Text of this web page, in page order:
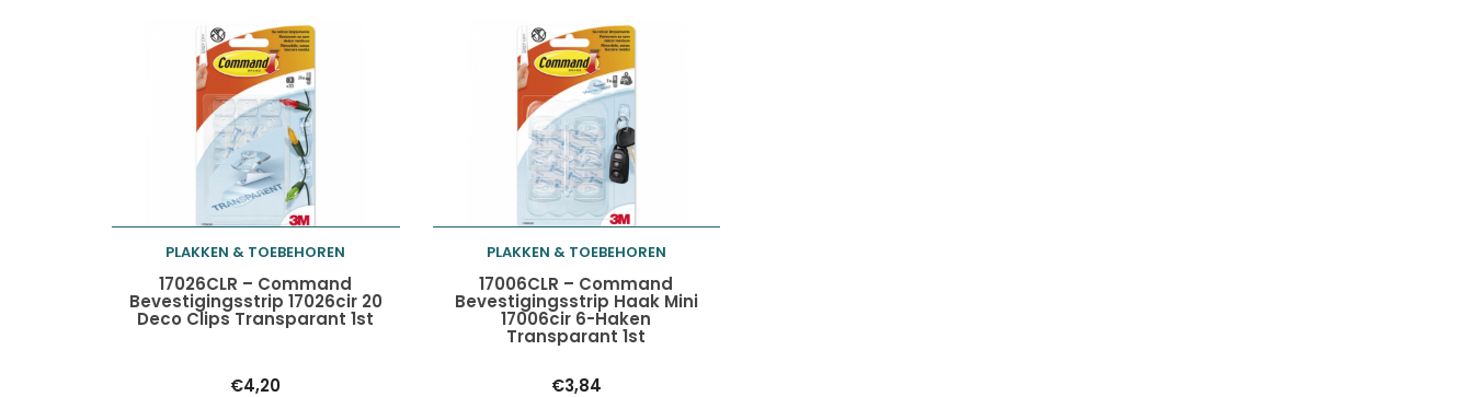
Toevoegen aan
winkelwagen
PLAKKEN & TOEBEHOREN
17026CLR – Command
Bevestigingsstrip 17026cir 20
Deco Clips Transparant 1st
€4,20
Toevoegen aan
winkelwagen
PLAKKEN & TOEBEHOREN
17006CLR – Command
Bevestigingsstrip Haak Mini
17006cir 6-Haken
Transparant 1st
€3,84